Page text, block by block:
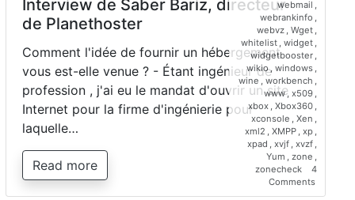
Interview de Saber Bariz, directeur
de Planethoster
Comment l'idée de fournir un hébergement
vous est-elle venue ? - Étant ingénieur de
profession , j'ai eu le mandat d'ouvrir un site
Internet pour la firme d'ingénierie pour
laquelle…
Read more
webmail ,
webrankinfo ,
webvz , Wget ,
whitelist , widget ,
widgetbooster ,
wikio, windows ,
wine , workbench ,
www, x509 ,
xbox , Xbox360 ,
xconsole , Xen ,
xml2 , XMPP , xp ,
xpad , xvjf , xvzf ,
Yum , zone ,
zonecheck
4
Commentson
Interview